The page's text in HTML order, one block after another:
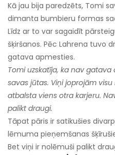
Kā jau bija paredzēts, Tomi
dimanta bumbieru formas
Līdz ar to var sagaidīt
šķiršanos. Pēc Lahrena tuvo
gatava apmesties.
Tomi uzskatīja, ka nav
savas jūtas. Viņi joprojām
atbalsta viens otra karjeru.
palikt draugi.
Tāpat pāris ir satikušies
lēmuma pieņemšanas
Bet viņi ir nolēmuši palikt